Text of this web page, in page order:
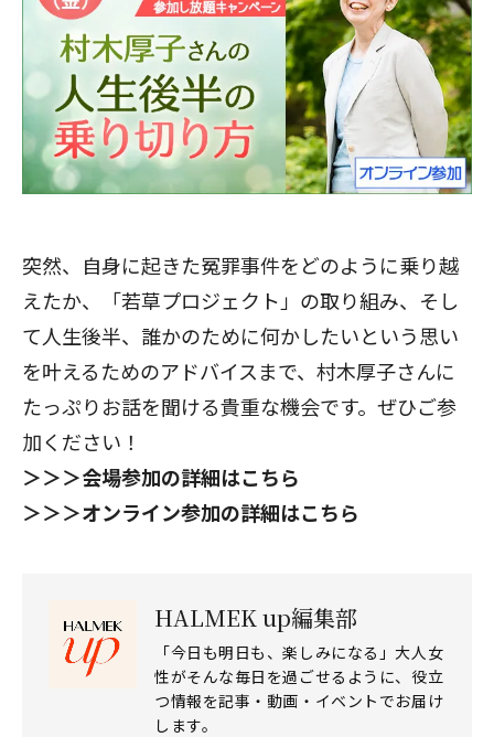
突然、自身に起きた冤罪事件をどのように乗り越
えたか、「若草プロジェクト」の取り組み、そし
て人生後半、誰かのために何かしたいという思い
を叶えるためのアドバイスまで、村木厚子さんに
たっぷりお話を聞ける貴重な機会です。ぜひご参
加ください！
＞＞＞会場参加の詳細はこちら
＞＞＞オンライン参加の詳細はこちら
HALMEK up編集部
「今日も明日も、楽しみになる」大人女
性がそんな毎日を過ごせるように、役立
つ情報を記事・動画・イベントでお届け
します。
閉じる